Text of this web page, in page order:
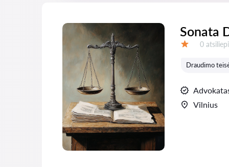
Sonata
0
Draudimo
Vilnius